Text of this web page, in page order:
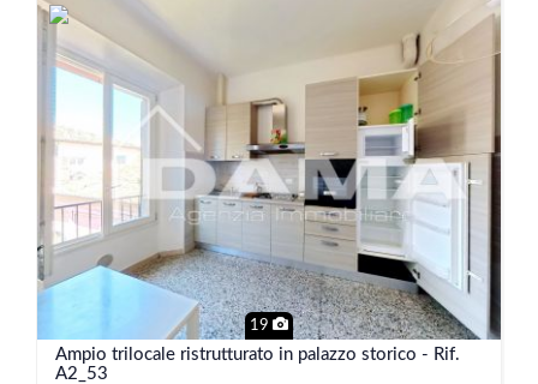
19
Ampio trilocale ristrutturato in palazzo storico - Rif.
A2_53